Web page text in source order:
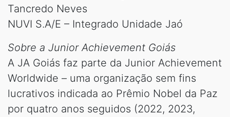
Tancredo Neves
NUVI S.A/E – Integrado Unidade Jaó
Sobre a Junior Achievement Goiás
A JA Goiás faz parte da Junior Achievement
Worldwide – uma organização sem fins
lucrativos indicada ao Prêmio Nobel da Paz
por quatro anos seguidos (2022, 2023,